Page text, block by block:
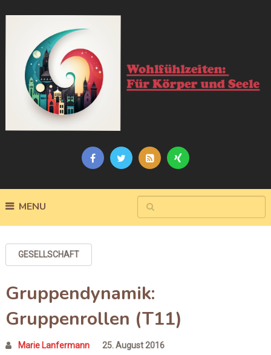
MENU
GESELLSCHAFT
Gruppendynamik:
Gruppenrollen (T11)
Marie Lanfermann 25. August 2016